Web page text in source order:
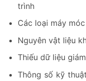
trình
Các loại máy
Nguyên vật liệu
Thiếu dữ liệu
Thông số kỹ